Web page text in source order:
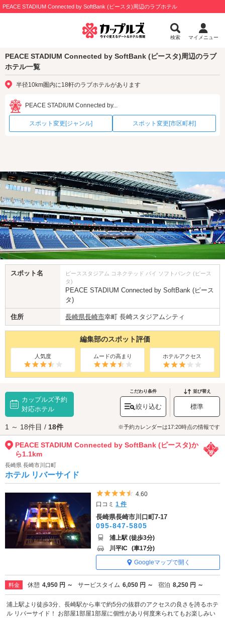
PEACE STADIUM Connected by SoftBank (ピースタ)周辺のラブホテル
検索 マイメニュー
PEACE STADIUM Connected by SoftBank (ピースタ)周辺のラブ
ホテル一覧
半径10km圏内に18軒のラブホテルがあります
PEACE STADIUM Connected by...
スポット変更[ジャンル] スポット変更[市区町村]
スポット名
ピーススタジアム コネクテッド バイ ソフトバンク (ピース
タ)
PEACE STADIUM Connected by SoftBank (ピース
タ)
住所 長崎県長崎市幸町 長崎スタジアムシティ
編集部のスポット評価
人気度 ムードの高まり ホテルアクセス
カップルズ予約
対応ホテル
こだわり条件
絞り込む
並び替え
標準
1 ～ 18件目 / 18件 ※予約カレンダーは17:20時点の情報です
PEACE STADIUM Connected by SoftBank (ピースタ)か
ら1.1km
長崎県 長崎市川口町
ホテル リバーサイド
5つ星のうち4.5
4.60
口コミ1 件
長崎県長崎市川口町7-17
095-847-5805
浦上駅 (徒歩3分)
川平IC (車17分)
Googleマップで開く
料金 休憩 4,950 円 ～ サービスタイム 6,050 円 ～ 宿泊 8,250 円 ～
浦上駅より徒歩3分、長崎駅から車で約5分の抜群のアクセスの良さを誇るホテ
ル リバーサイド！ お部屋1部屋1部屋に個性があり何度来られてもお楽しみい